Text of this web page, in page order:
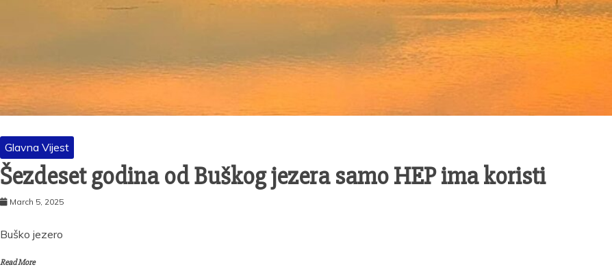
Glavna Vijest
Šezdeset godina od Buškog jezera samo HEP ima koristi
March 5, 2025
Buško jezero
Read More